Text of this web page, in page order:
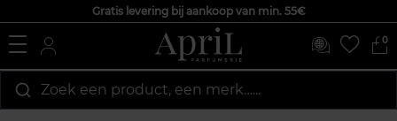
Gratis levering bij aankoop van min. 55€
0
Zoek een product, een merk…...